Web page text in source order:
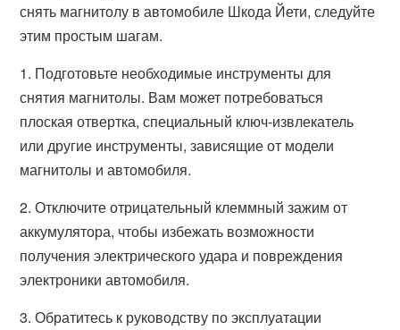
снять магнитолу в автомобиле Шкода Йети, следуйте
этим простым шагам.
1. Подготовьте необходимые инструменты для
снятия магнитолы. Вам может потребоваться
плоская отвертка, специальный ключ-извлекатель
или другие инструменты, зависящие от модели
магнитолы и автомобиля.
2. Отключите отрицательный клеммный зажим от
аккумулятора, чтобы избежать возможности
получения электрического удара и повреждения
электроники автомобиля.
3. Обратитесь к руководству по эксплуатации